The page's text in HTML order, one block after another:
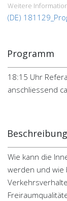
Weitere
(DE)
Programm
18:15 Uhr
anschliessend
Beschreibung
Wie kann die
werden und wie